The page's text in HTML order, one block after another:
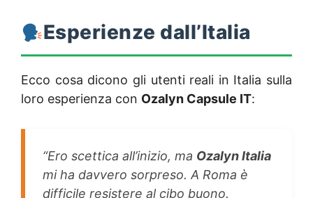
Esperienze dall’Italia
Ecco cosa dicono gli utenti reali in Italia sulla
loro esperienza con Ozalyn Capsule IT:
“Ero scettica all’inizio, ma Ozalyn Italia
mi ha davvero sorpreso. A Roma è
difficile resistere al cibo buono.